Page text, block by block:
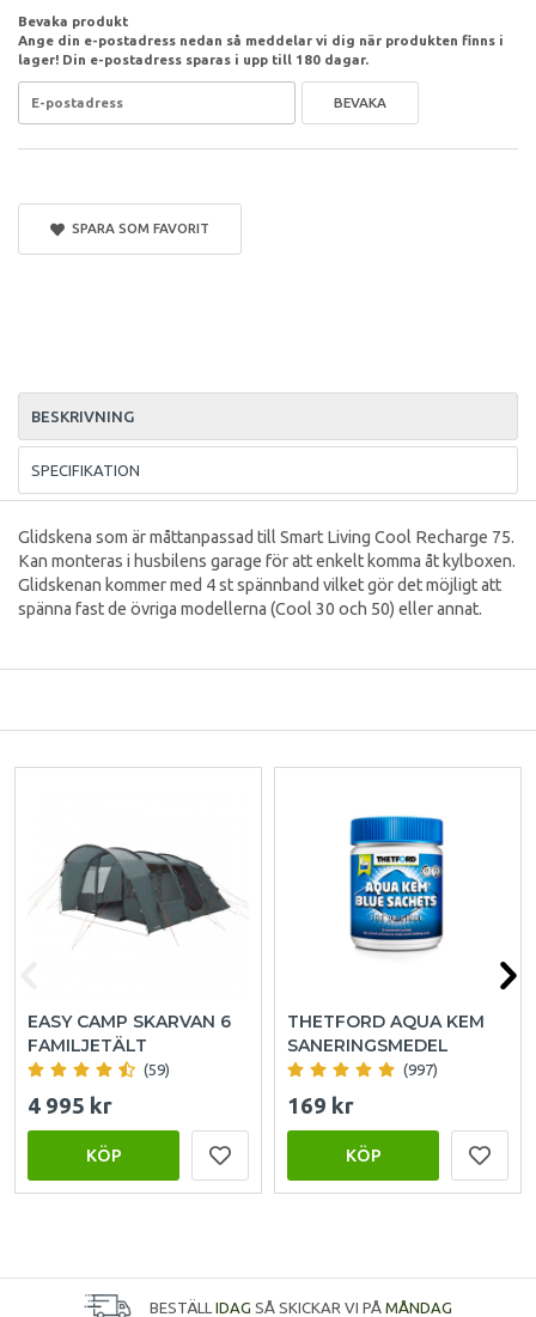
Bevaka produkt
Ange din e-postadress nedan så meddelar vi dig när produkten finns i
lager! Din e-postadress sparas i upp till 180 dagar.
BEVAKA
SPARA SOM FAVORIT
BESKRIVNING
SPECIFIKATION
Glidskena som är måttanpassad till Smart Living Cool Recharge 75.
Kan monteras i husbilens garage för att enkelt komma åt kylboxen.
Glidskenan kommer med 4 st spännband vilket gör det möjligt att
spänna fast de övriga modellerna (Cool 30 och 50) eller annat.
EASY CAMP SKARVAN 6
FAMILJETÄLT
(59)
4 995 kr
KÖP
THETFORD AQUA KEM
SANERINGSMEDEL
(997)
169 kr
KÖP
BESTÄLL IDAG SÅ SKICKAR VI PÅ MÅNDAG